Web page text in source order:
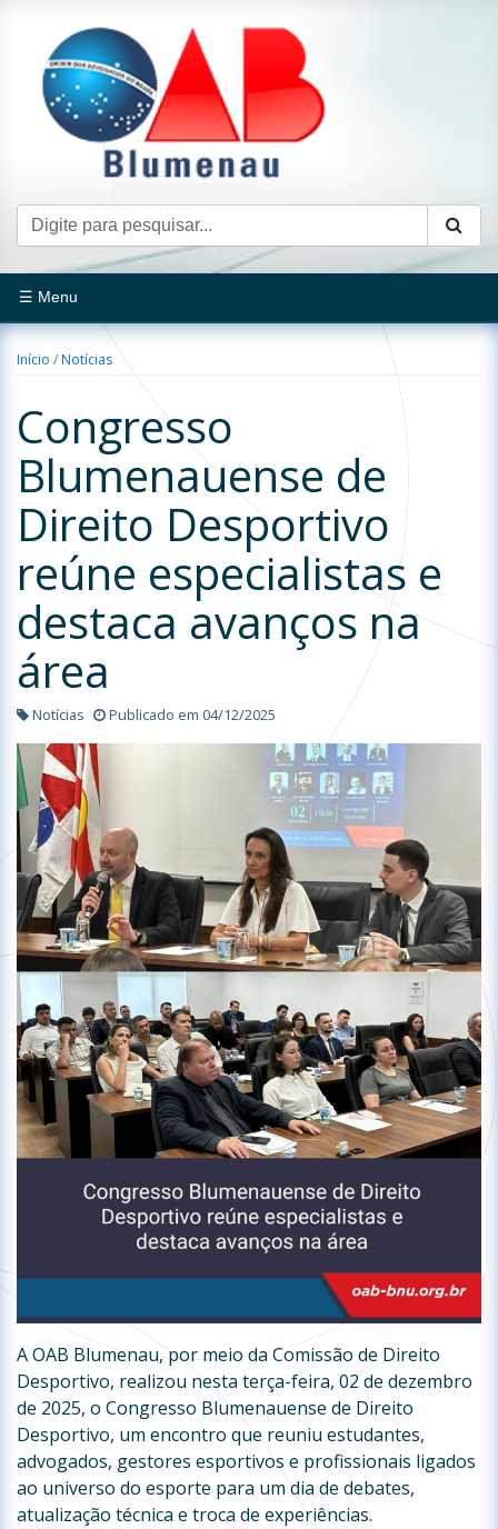
☰ Menu
Início /Notícias
Congresso
Blumenauense de
Direito Desportivo
reúne especialistas e
destaca avanços na
área
Notícias Publicado em 04/12/2025
A OAB Blumenau, por meio da Comissão de Direito
Desportivo, realizou nesta terça-feira, 02 de dezembro
de 2025, o Congresso Blumenauense de Direito
Desportivo, um encontro que reuniu estudantes,
advogados, gestores esportivos e profissionais ligados
ao universo do esporte para um dia de debates,
atualização técnica e troca de experiências.